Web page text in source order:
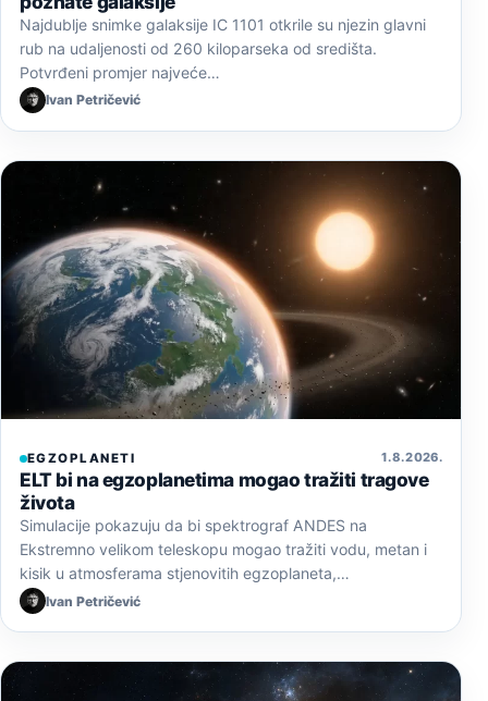
Najdublje snimke galaksije IC 1101 otkrile su njezin glavni
rub na udaljenosti od 260 kiloparseka od središta.
Potvrđeni promjer najveće…
Ivan Petričević
EGZOPLANETI 1. 8. 2026.
ELT bi na egzoplanetima mogao tražiti tragove
života
Simulacije pokazuju da bi spektrograf ANDES na
Ekstremno velikom teleskopu mogao tražiti vodu, metan i
kisik u atmosferama stjenovitih egzoplaneta,…
Ivan Petričević